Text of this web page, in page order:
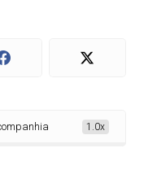
argentina identifica
1.0x